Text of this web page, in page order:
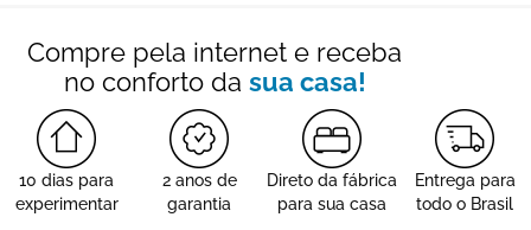
Compre pela internet e receba
no conforto da sua casa!
10 dias para
experimentar
2 anos de
garantia
Direto da fábrica
para sua casa
Entrega para
todo o Brasil